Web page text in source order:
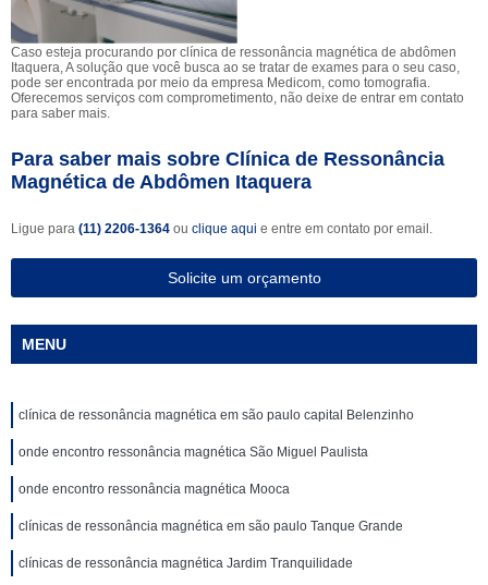
Caso esteja procurando por clínica de ressonância magnética de abdômen
Itaquera, A solução que você busca ao se tratar de exames para o seu caso,
pode ser encontrada por meio da empresa Medicom, como tomografia.
Oferecemos serviços com comprometimento, não deixe de entrar em contato
para saber mais.
Para saber mais sobre Clínica de Ressonância
Magnética de Abdômen Itaquera
Ligue para (11) 2206-1364 ou clique aqui e entre em contato por email.
Solicite um orçamento
MENU
clínica de ressonância magnética em são paulo capital Belenzinho
onde encontro ressonância magnética São Miguel Paulista
onde encontro ressonância magnética Mooca
clínicas de ressonância magnética em são paulo Tanque Grande
clínicas de ressonância magnética Jardim Tranquilidade